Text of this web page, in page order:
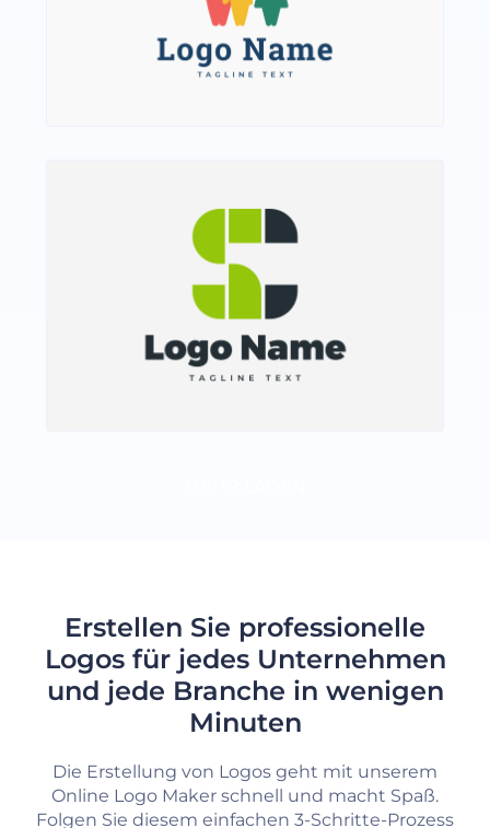
Erstellen Sie professionelle
Logos für jedes Unternehmen
und jede Branche in wenigen
Minuten
Die Erstellung von Logos geht mit unserem
Online Logo Maker schnell und macht Spaß.
Folgen Sie diesem einfachen 3-Schritte-Prozess